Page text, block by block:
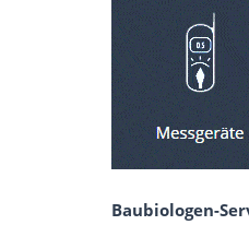
Baubiologen-